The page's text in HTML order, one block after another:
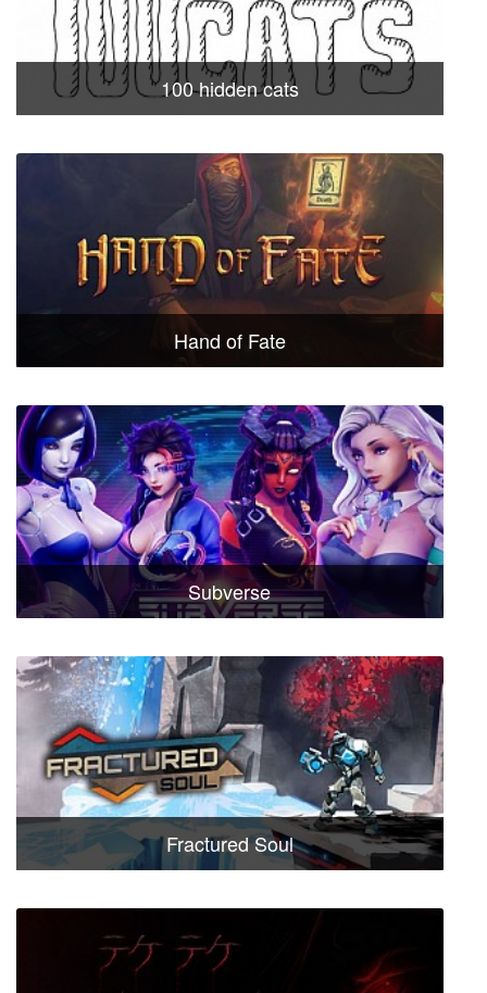
100 hidden cats
Hand of Fate
Subverse
Fractured Soul